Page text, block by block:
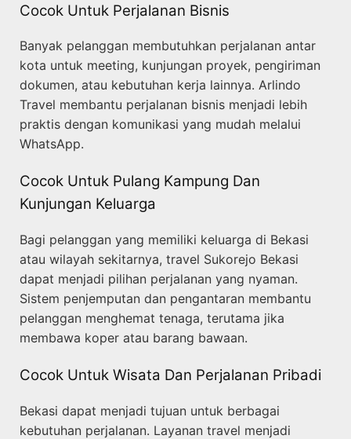
Cocok Untuk Perjalanan Bisnis
Banyak pelanggan membutuhkan perjalanan antar
kota untuk meeting, kunjungan proyek, pengiriman
dokumen, atau kebutuhan kerja lainnya. Arlindo
Travel membantu perjalanan bisnis menjadi lebih
praktis dengan komunikasi yang mudah melalui
WhatsApp.
Cocok Untuk Pulang Kampung Dan
Kunjungan Keluarga
Bagi pelanggan yang memiliki keluarga di Bekasi
atau wilayah sekitarnya, travel Sukorejo Bekasi
dapat menjadi pilihan perjalanan yang nyaman.
Sistem penjemputan dan pengantaran membantu
pelanggan menghemat tenaga, terutama jika
membawa koper atau barang bawaan.
Cocok Untuk Wisata Dan Perjalanan Pribadi
Bekasi dapat menjadi tujuan untuk berbagai
kebutuhan perjalanan. Layanan travel menjadi